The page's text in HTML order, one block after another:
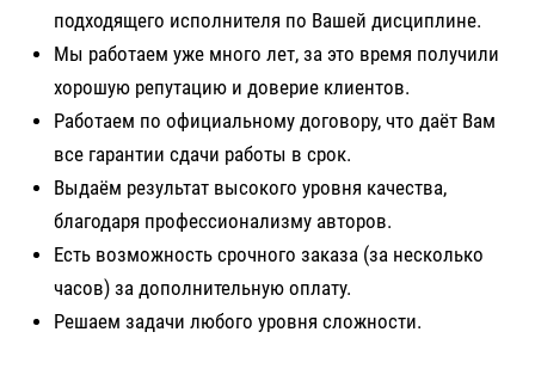
подходящего исполнителя по Вашей дисциплине.
Мы работаем уже много лет, за это время получили
хорошую репутацию и доверие клиентов.
Работаем по официальному договору, что даёт Вам
все гарантии сдачи работы в срок.
Выдаём результат высокого уровня качества,
благодаря профессионализму авторов.
Есть возможность срочного заказа (за несколько
часов) за дополнительную оплату.
Решаем задачи любого уровня сложности.